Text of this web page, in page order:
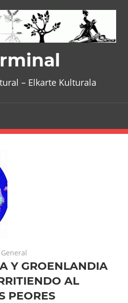
– Elkarte Kulturala
General
Y GROENLANDIA
AL
PEORES